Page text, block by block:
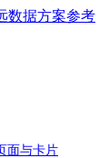
数据方案参考
面与卡片